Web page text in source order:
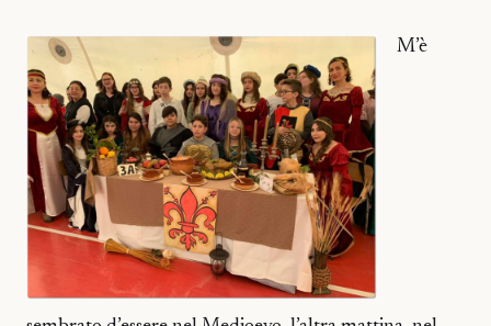
M’è